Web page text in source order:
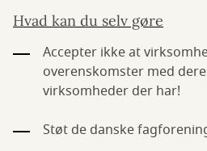
Hvad kan du selv gøre
Accepter ikke at
overenskomster med
virksomheder der har!
Støt de danske